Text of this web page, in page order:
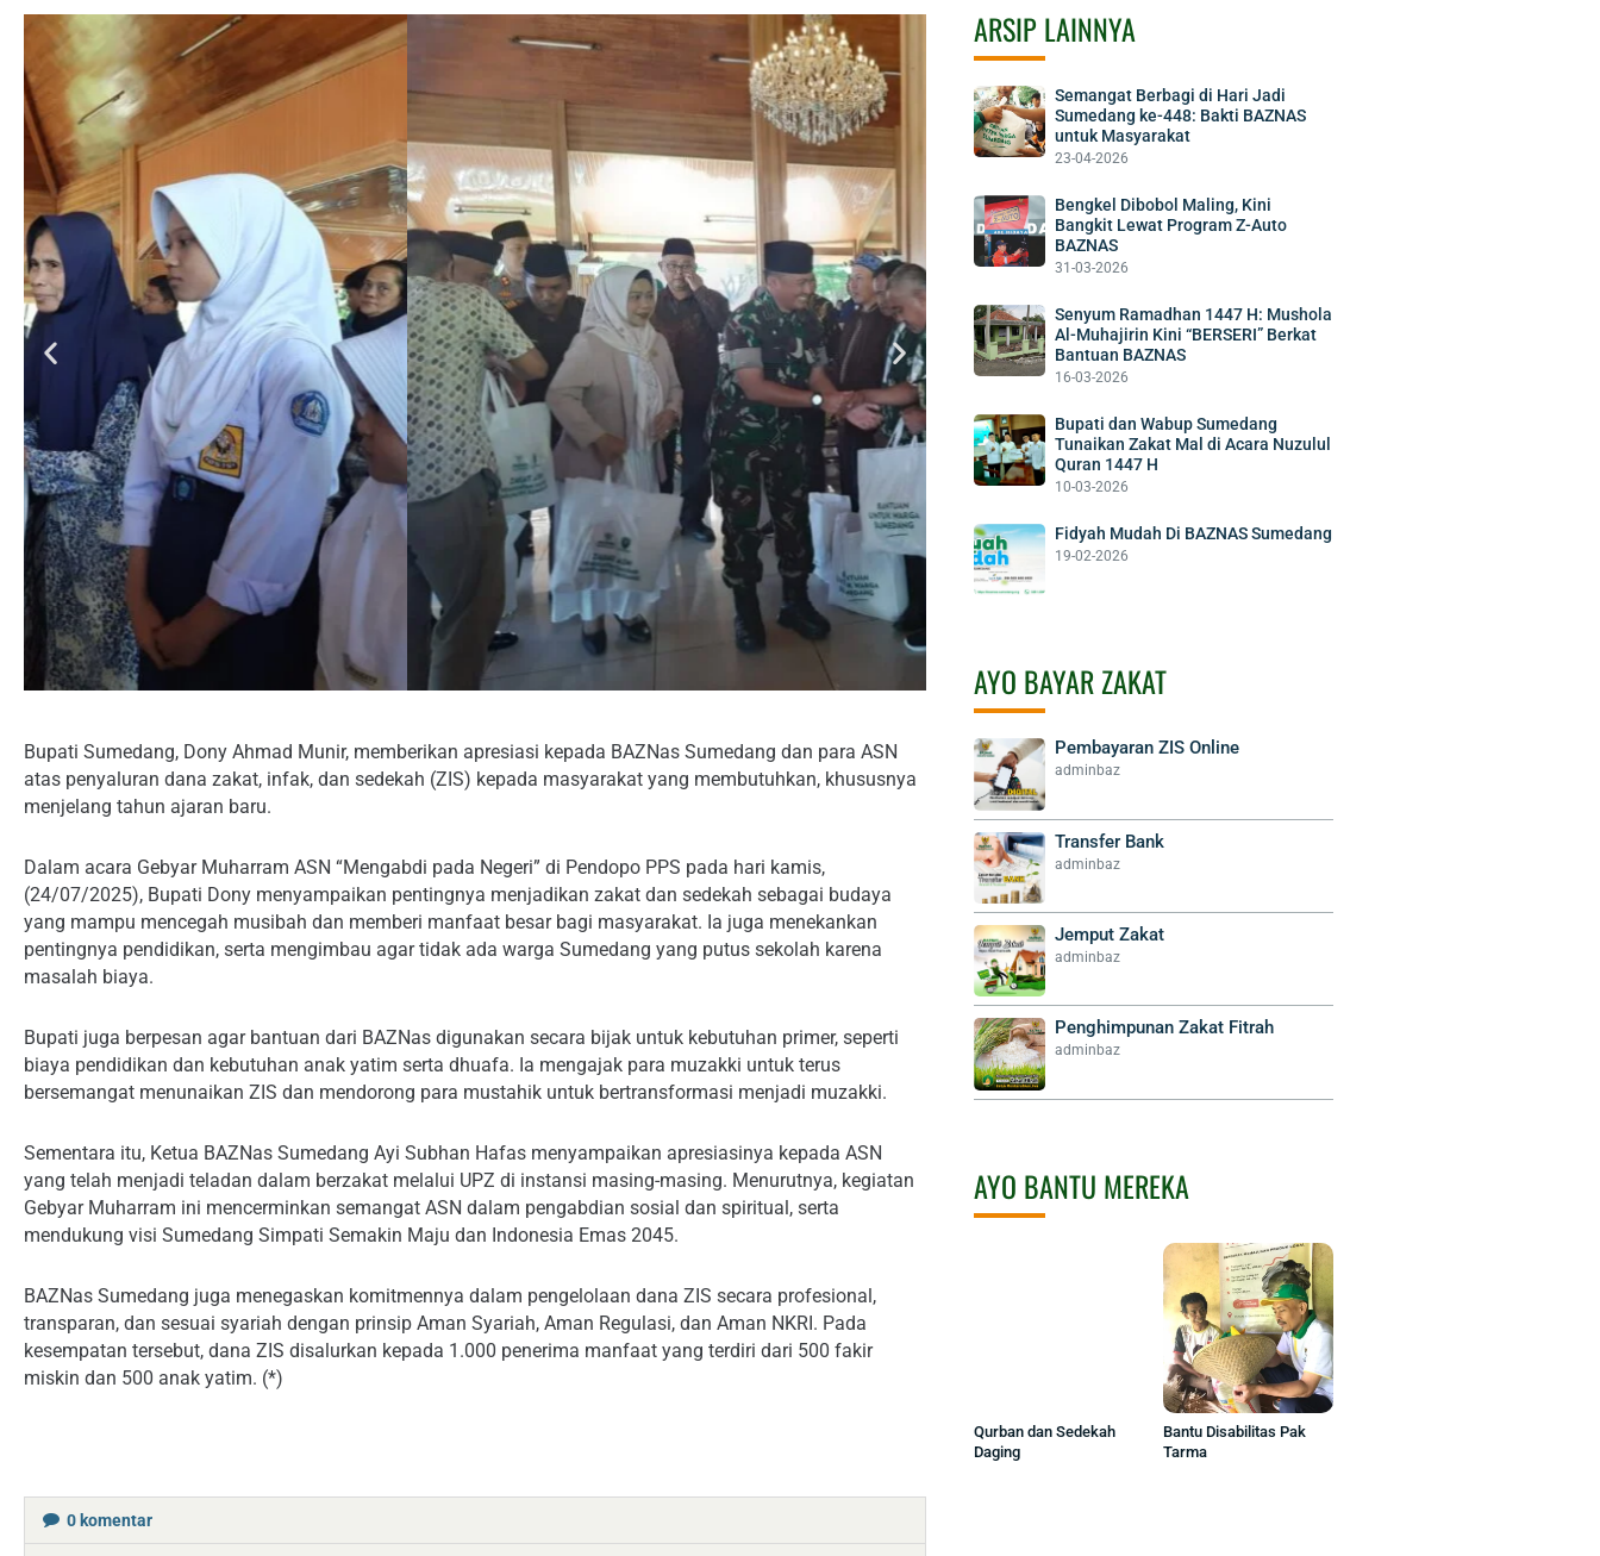
Bupati Sumedang, Dony Ahmad Munir, memberikan apresiasi kepada BAZNas Sumedang dan para ASN
atas penyaluran dana zakat, infak, dan sedekah (ZIS) kepada masyarakat yang membutuhkan, khususnya
menjelang tahun ajaran baru.
Dalam acara Gebyar Muharram ASN “Mengabdi pada Negeri” di Pendopo PPS pada hari kamis,
(24/07/2025), Bupati Dony menyampaikan pentingnya menjadikan zakat dan sedekah sebagai budaya
yang mampu mencegah musibah dan memberi manfaat besar bagi masyarakat. Ia juga menekankan
pentingnya pendidikan, serta mengimbau agar tidak ada warga Sumedang yang putus sekolah karena
masalah biaya.
Bupati juga berpesan agar bantuan dari BAZNas digunakan secara bijak untuk kebutuhan primer, seperti
biaya pendidikan dan kebutuhan anak yatim serta dhuafa. Ia mengajak para muzakki untuk terus
bersemangat menunaikan ZIS dan mendorong para mustahik untuk bertransformasi menjadi muzakki.
Sementara itu, Ketua BAZNas Sumedang Ayi Subhan Hafas menyampaikan apresiasinya kepada ASN
yang telah menjadi teladan dalam berzakat melalui UPZ di instansi masing-masing. Menurutnya, kegiatan
Gebyar Muharram ini mencerminkan semangat ASN dalam pengabdian sosial dan spiritual, serta
mendukung visi Sumedang Simpati Semakin Maju dan Indonesia Emas 2045.
BAZNas Sumedang juga menegaskan komitmennya dalam pengelolaan dana ZIS secara profesional,
transparan, dan sesuai syariah dengan prinsip Aman Syariah, Aman Regulasi, dan Aman NKRI. Pada
kesempatan tersebut, dana ZIS disalurkan kepada 1.000 penerima manfaat yang terdiri dari 500 fakir
miskin dan 500 anak yatim. (*)
0 komentar
ARSIP LAINNYA
Semangat Berbagi di Hari Jadi
Sumedang ke-448: Bakti BAZNAS
untuk Masyarakat
23-04-2026
Bengkel Dibobol Maling, Kini
Bangkit Lewat Program Z-Auto
BAZNAS
31-03-2026
Senyum Ramadhan 1447 H: Mushola
Al-Muhajirin Kini “BERSERI” Berkat
Bantuan BAZNAS
16-03-2026
Bupati dan Wabup Sumedang
Tunaikan Zakat Mal di Acara Nuzulul
Quran 1447 H
10-03-2026
Fidyah Mudah Di BAZNAS Sumedang
19-02-2026
AYO BAYAR ZAKAT
Pembayaran ZIS Online
adminbaz
Transfer Bank
adminbaz
Jemput Zakat
adminbaz
Penghimpunan Zakat Fitrah
adminbaz
AYO BANTU MEREKA
Qurban dan Sedekah
Daging
Bantu Disabilitas Pak
Tarma